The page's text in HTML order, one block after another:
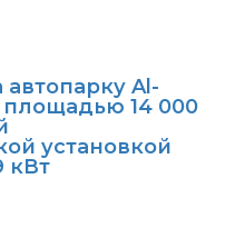
Al-
площадью 14 000
установкой
кВт